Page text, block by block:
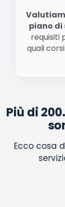
piano di
requisiti
quali
Più di
Ecco cosa